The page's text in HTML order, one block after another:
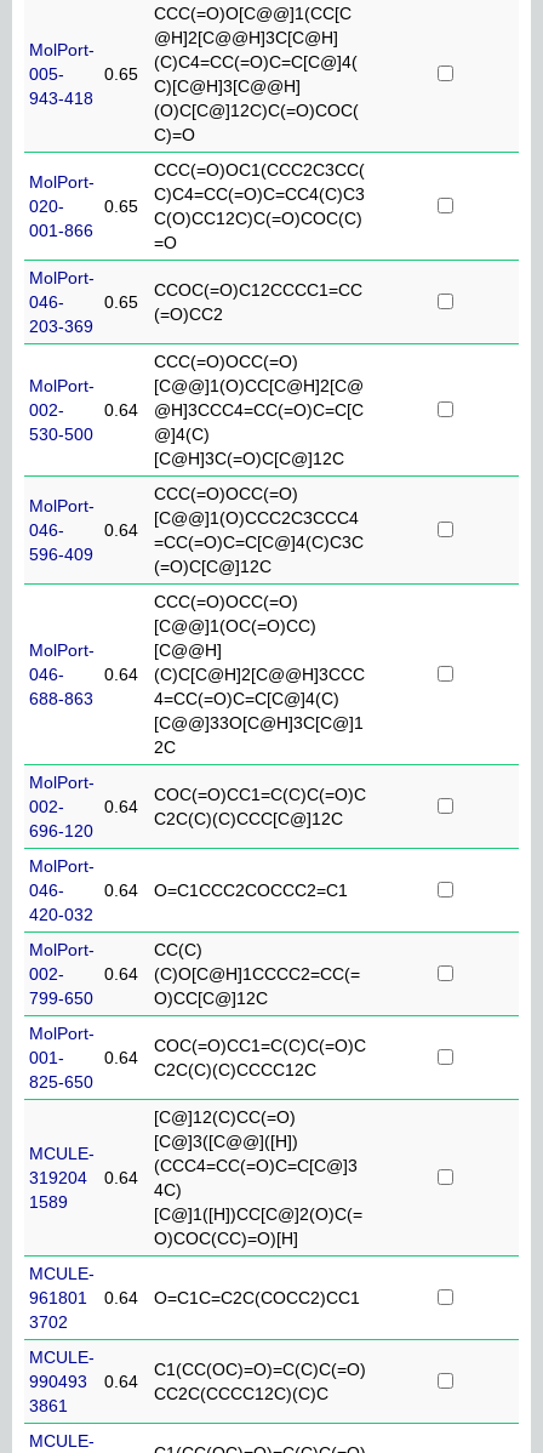
MolPort-
005-
943-418
0.65
CCC(=O)O[C@@]1(CC[C
@H]2[C@@H]3C[C@H]
(C)C4=CC(=O)C=C[C@]4(
C)[C@H]3[C@@H]
(O)C[C@]12C)C(=O)COC(
C)=O
MolPort-
020-
001-866
0.65
CCC(=O)OC1(CCC2C3CC(
C)C4=CC(=O)C=CC4(C)C3
C(O)CC12C)C(=O)COC(C)
=O
MolPort-
046-
203-369
0.65
CCOC(=O)C12CCCC1=CC
(=O)CC2
MolPort-
002-
530-500
0.64
CCC(=O)OCC(=O)
[C@@]1(O)CC[C@H]2[C@
@H]3CCC4=CC(=O)C=C[C
@]4(C)
[C@H]3C(=O)C[C@]12C
MolPort-
046-
596-409
0.64
CCC(=O)OCC(=O)
[C@@]1(O)CCC2C3CCC4
=CC(=O)C=C[C@]4(C)C3C
(=O)C[C@]12C
MolPort-
046-
688-863
0.64
CCC(=O)OCC(=O)
[C@@]1(OC(=O)CC)
[C@@H]
(C)C[C@H]2[C@@H]3CCC
4=CC(=O)C=C[C@]4(C)
[C@@]33O[C@H]3C[C@]1
2C
MolPort-
002-
696-120
0.64
COC(=O)CC1=C(C)C(=O)C
C2C(C)(C)CCC[C@]12C
MolPort-
046-
420-032
0.64 O=C1CCC2COCCC2=C1
MolPort-
002-
799-650
0.64
CC(C)
(C)O[C@H]1CCCC2=CC(=
O)CC[C@]12C
MolPort-
001-
825-650
0.64
COC(=O)CC1=C(C)C(=O)C
C2C(C)(C)CCCC12C
MCULE-
319204
1589
0.64
[C@]12(C)CC(=O)
[C@]3([C@@]([H])
(CCC4=CC(=O)C=C[C@]3
4C)
[C@]1([H])CC[C@]2(O)C(=
O)COC(CC)=O)[H]
MCULE-
961801
3702
0.64 O=C1C=C2C(COCC2)CC1
MCULE-
990493
3861
0.64
C1(CC(OC)=O)=C(C)C(=O)
CC2C(CCCC12C)(C)C
MCULE-